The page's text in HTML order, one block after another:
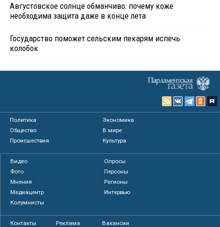
Августовское солнце обманчиво: почему коже
необходима защита даже в конце лета
Государство поможет сельским пекарям испечь
колобок
Политика
Экономика
Общество
В мире
Происшествия
Культура
Видео
Опросы
Фото
Персоны
Мнения
Регионы
Медиацентр
Интервью
Колумнисты
Контакты Реклама Вакансии